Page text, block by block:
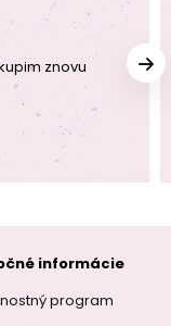
znovu
informácie
program